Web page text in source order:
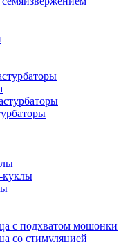
куклы
с подхватом мошонки
со стимуляцией